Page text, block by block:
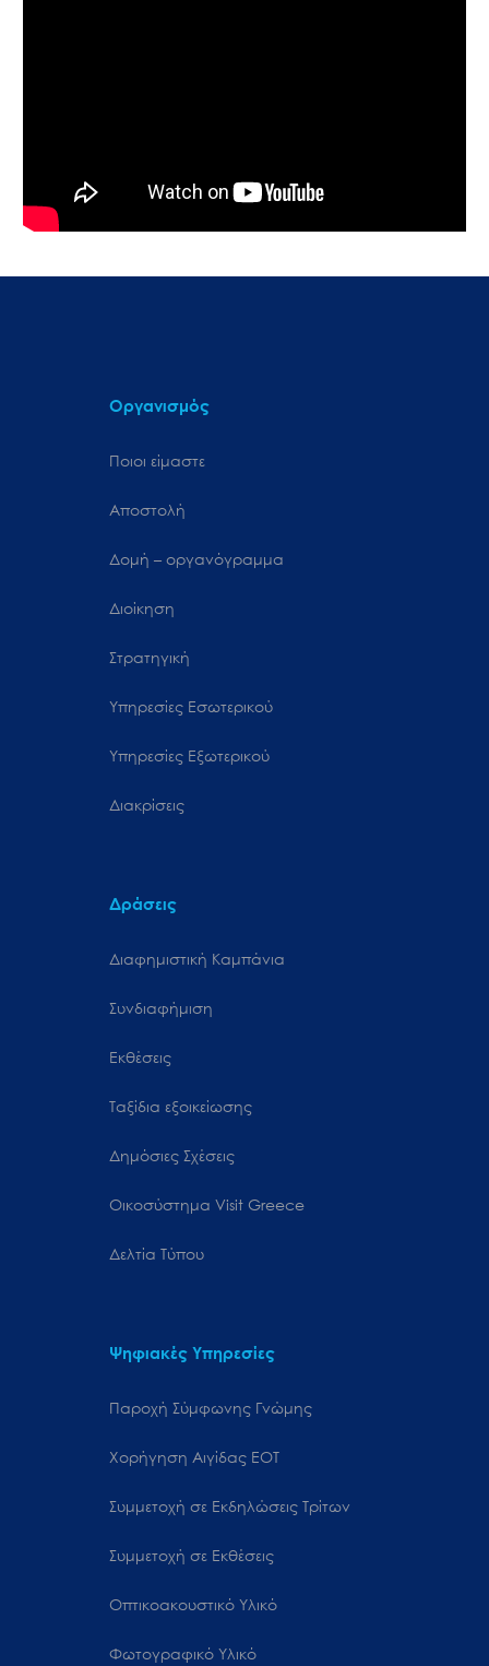
Οργανισμός
Ποιοι είμαστε
Αποστολή
Δομή – οργανόγραμμα
Διοίκηση
Στρατηγική
Υπηρεσίες Εσωτερικού
Υπηρεσίες Εξωτερικού
Διακρίσεις
Δράσεις
Διαφημιστική Καμπάνια
Συνδιαφήμιση
Εκθέσεις
Ταξίδια εξοικείωσης
Δημόσιες Σχέσεις
Oικοσύστημα Visit Greece
Δελτία Τύπου
Ψηφιακές Υπηρεσίες
Παροχή Σύμφωνης Γνώμης
Χορήγηση Αιγίδας ΕΟΤ
Συμμετοχή σε Εκδηλώσεις Τρίτων
Συμμετοχή σε Εκθέσεις
Οπτικοακουστικό Υλικό
Φωτογραφικό Υλικό